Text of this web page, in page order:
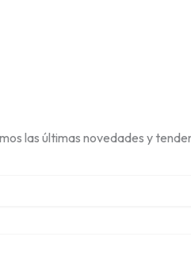
las últimas novedades y